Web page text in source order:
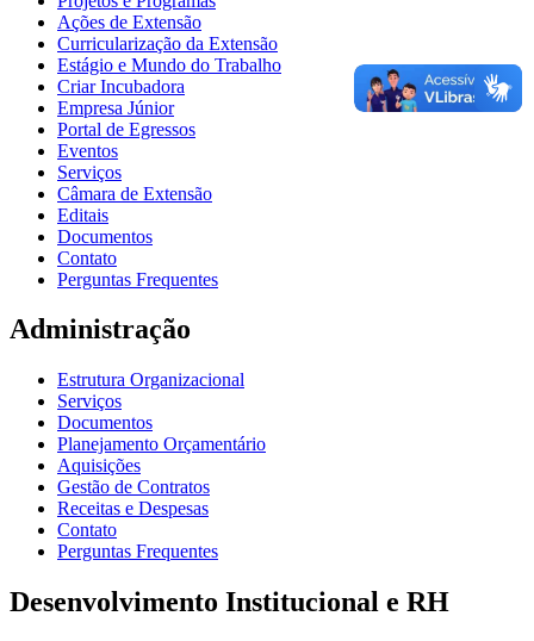
Ações de Extensão
Curricularização da Extensão
Estágio e Mundo do Trabalho
Criar Incubadora
Empresa Júnior
Portal de Egressos
Eventos
Serviços
Câmara de Extensão
Editais
Documentos
Contato
Perguntas Frequentes
Administração
Estrutura Organizacional
Serviços
Documentos
Planejamento Orçamentário
Aquisições
Gestão de Contratos
Receitas e Despesas
Contato
Perguntas Frequentes
Desenvolvimento Institucional e RH